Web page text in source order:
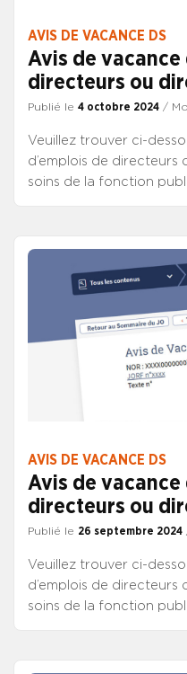
AVIS DE VACANCE DS
Avis de vacance
directeurs ou
Publié le 4 octobre 2024 /
Veuillez trouver ci-
d’emplois de directeurs
soins de la fonction
AVIS DE VACANCE DS
Avis de vacance
directeurs ou
Publié le 26 septembre 2024
Veuillez trouver ci-
d’emplois de directeurs
soins de la fonction